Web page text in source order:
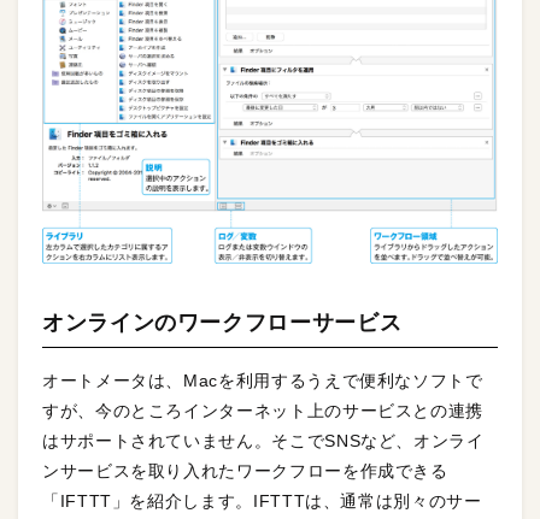
オンラインのワークフローサービス
オートメータは、Macを利用するうえで便利なソフトで
すが、今のところインターネット上のサービスとの連携
はサポートされていません。そこでSNSなど、オンライ
ンサービスを取り入れたワークフローを作成できる
「IFTTT」を紹介します。IFTTTは、通常は別々のサー